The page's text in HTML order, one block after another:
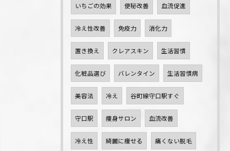
いちごの効果 便秘改善 血流促進
冷え性改善 免疫力 消化力
置き換え クレアスキン 生活習慣
化粧品選び バレンタイン 生活習慣病
美容法 冷え 谷町線守口駅すぐ
守口駅 痩身サロン 血流改善
冷え性 綺麗に痩せる 痛くない脱毛